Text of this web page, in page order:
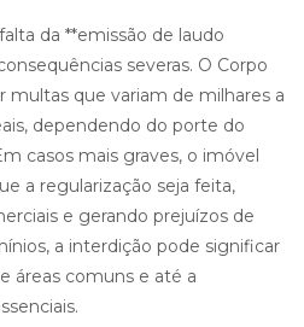
da **emissão de laudo
severas. O Corpo
multas que variam de milhares a
dependendo do porte do
casos mais graves, o imóvel
a regularização seja feita,
e gerando prejuízos de
a interdição pode significar
áreas comuns e até a